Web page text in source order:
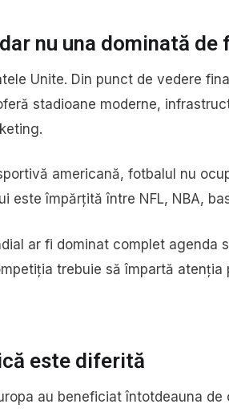
nu una dominată de
Unite. Din punct de vedere
stadioane moderne,
americană, fotbalul nu
este împărțită între NFL, NBA,
ar fi dominat complet agenda
trebuie să împartă atenția
este diferită
au beneficiat întotdeauna de